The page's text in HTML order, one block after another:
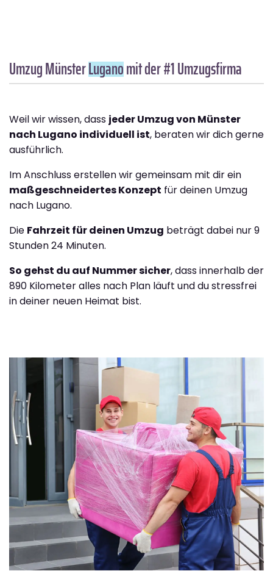
Umzug MünsterLuganomit der #1 Umzugsfirma
Weil wir wissen, dass jeder Umzug von Münster
nach Lugano individuell ist, beraten wir dich gerne
ausführlich.
Im Anschluss erstellen wir gemeinsam mit dir ein
maßgeschneidertes Konzept für deinen Umzug
nach Lugano.
Die Fahrzeit für deinen Umzug beträgt dabei nur 9
Stunden 24 Minuten.
So gehst du auf Nummer sicher, dass innerhalb der
890 Kilometer alles nach Plan läuft und du stressfrei
in deiner neuen Heimat bist.